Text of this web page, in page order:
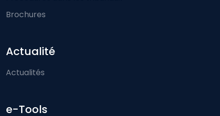
Brochures
Actualité
Actualités
e-Tools